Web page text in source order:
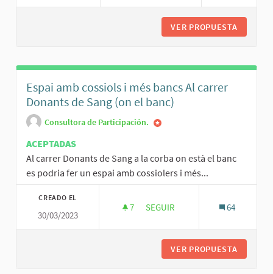
VER PROPUESTA
Espai amb cossiols i més bancs Al carrer
Donants de Sang (on el banc)
Consultora de Participación.
ACEPTADAS
Al carrer Donants de Sang a la corba on està el banc
es podria fer un espai amb cossiolers i més...
CREADO EL
30/03/2023
7 7 SEGUIDORAS
SEGUIR 64
VER PROPUESTA